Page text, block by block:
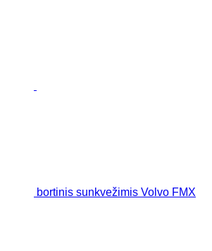
bortinis sunkvežimis Volvo FMX